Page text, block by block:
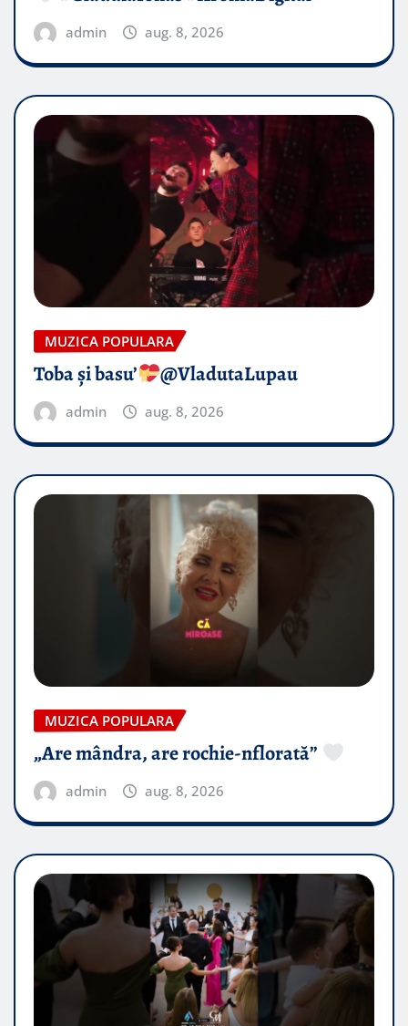
admin aug. 8, 2026
MUZICA POPULARA
Toba și basu’ @VladutaLupau
admin aug. 8, 2026
MUZICA POPULARA
„Are mândra, are rochie-nflorată”
admin aug. 8, 2026